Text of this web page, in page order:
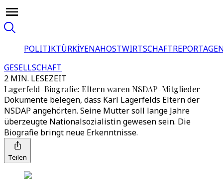
POLITIKTÜRKİYENAHOSTWIRTSCHAFT
GESELLSCHAFT
2 MIN. LESEZEIT
Lagerfeld-Biografie: Eltern waren NSDAP-Mitglieder
Dokumente belegen, dass Karl Lagerfelds Eltern der
NSDAP angehörten. Seine Mutter soll lange Jahre
überzeugte Nationalsozialistin gewesen sein. Die
Biografie bringt neue Erkenntnisse.
Teilen